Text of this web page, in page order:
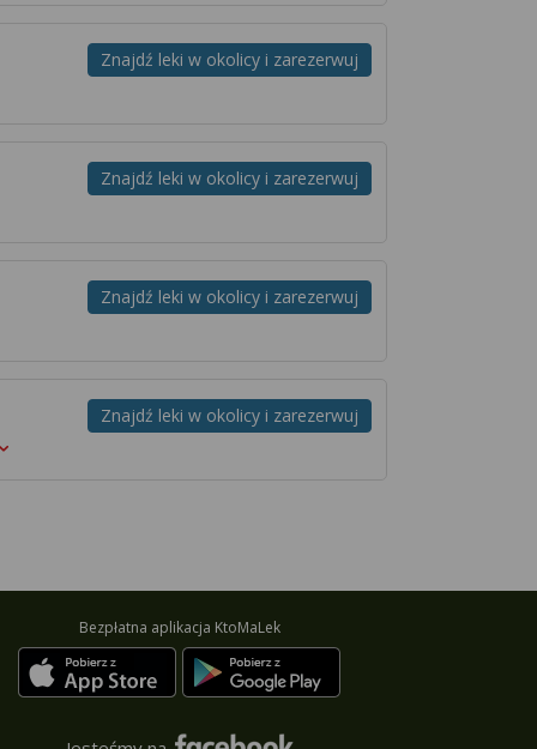
Znajdź leki w okolicy i zarezerwuj
Znajdź leki w okolicy i zarezerwuj
Znajdź leki w okolicy i zarezerwuj
Znajdź leki w okolicy i zarezerwuj
Bezpłatna aplikacja KtoMaLek